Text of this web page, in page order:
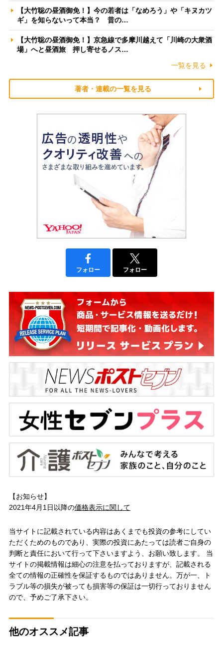
【大竹聡の昼酒御免！】今の若者は「なめろう」や「キヌカツ
ギ」を知らないって本当？ 昔の…
【大竹聡の昼酒御免！】京急線で多摩川越えて「川崎の大衆酒
場」へと昼酒旅 押し寄せるノス…
一覧を見る
著者・連載の一覧を見る
フォロー フォロー
【お知らせ】
2021年4月1日以降の価格表示に関して
当サイトに記載されている内容はあくまでも投資の参考にしてい
ただくためのものであり、実際の投資にあたっては読者ご自身の
判断と責任において行って下さいますよう、お願い致します。 当
サイトの掲載情報は細心の注意を払っておりますが、記載される
全ての情報の正確性を保証するものではありません。万が一、ト
ラブル等の損失が被っても損害等の保証は一切行っておりません
ので、予めご了承下さい。
他のオススメ記事